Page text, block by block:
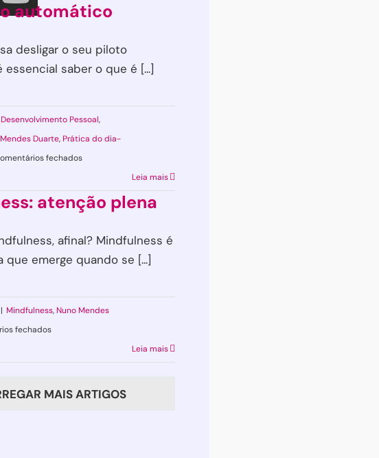
automático
desligar o seu piloto
essencial saber o que é [...]
Desenvolvimento Pessoal,
Duarte, Prática do dia-
fechadosem
formas
de
se
desligar
piloto
Leia mais
atenção plena
afinal? Mindfulness é
que emerge quando se [...]
| Mindfulness, Nuno Mendes
fechadosem
Leia mais
MAIS ARTIGOS